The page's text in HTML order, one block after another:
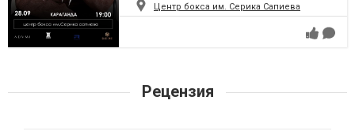
Центр бокса им. Серика Сапиева
Рецензия